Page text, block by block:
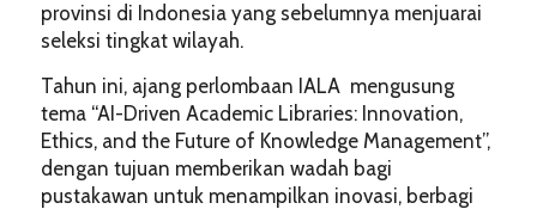
provinsi di Indonesia yang sebelumnya menjuarai
seleksi tingkat wilayah.
Tahun ini, ajang perlombaan IALA mengusung
tema “AI-Driven Academic Libraries: Innovation,
Ethics, and the Future of Knowledge Management”,
dengan tujuan memberikan wadah bagi
pustakawan untuk menampilkan inovasi, berbagi